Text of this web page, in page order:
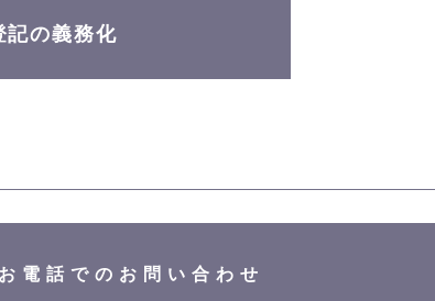
記の義務化
お電話でのお問い合わせ